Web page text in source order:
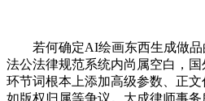
若何确定AI绘画东西生成做品
法公法律规范系统内尚属空白，
环节词根本上添加高级参数、正
如版权归属等争议。大成律师事